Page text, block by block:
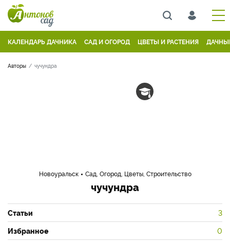
КАЛЕНДАРЬ ДАЧНИКА САД И ОГОРОД ЦВЕТЫ И РАСТЕНИЯ
Авторы чучундра
Новоуральск Сад, Огород, Цветы, Строительство
чучундра
Статьи 3
Избранное 0